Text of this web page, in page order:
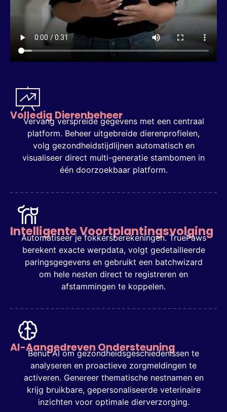
Volledig Dierenbeheer
Vervang verspreide gegevens met een centraal
platform. Beheer uitgebreide dierenprofielen,
volg gezondheidstijdlijnen automatisch en
visualiseer direct multi-generatie stambomen in
één doorzoekbaar platform.
Intelligente Voortplantingsvolging
Automatiseer je fokkersberekeningen. TruePaws
berekent exacte werpdata, volgt gedetailleerde
paringsgegevens en gebruikt een batchwizard
om hele nesten direct te registreren en
afstammingen te koppelen.
AI-Aangedreven Ondersteuning
Benut AI om gezondheidsgeschiedenissen te
analyseren en proactieve zorgmeldingen te
activeren. Genereer thematische nestnamen en
krijg bruikbare, gepersonaliseerde veterinaire
inzichten voor optimale dierverzorging.